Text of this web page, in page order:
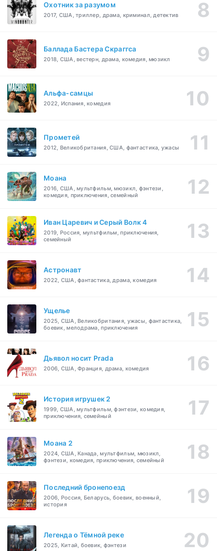
Охотник за разумом
2017, США, триллер, драма, криминал, детектив
Баллада Бастера Скраггса
2018, США, вестерн, драма, комедия, мюзикл
Альфа-самцы
2022, Испания, комедия
Прометей
2012, Великобритания, США, фантастика, ужасы
Моана
2016, США, мультфильм, мюзикл, фэнтези,
комедия, приключения, семейный
Иван Царевич и Серый Волк 4
2019, Россия, мультфильм, приключения,
семейный
Астронавт
2022, США, фантастика, драма, комедия
Ущелье
2025, США, Великобритания, ужасы, фантастика,
боевик, мелодрама, приключения
Дьявол носит Prada
2006, США, Франция, драма, комедия
История игрушек 2
1999, США, мультфильм, фэнтези, комедия,
приключения, семейный
Моана 2
2024, США, Канада, мультфильм, мюзикл,
фэнтези, комедия, приключения, семейный
Последний бронепоезд
2006, Россия, Беларусь, боевик, военный,
история
Легенда о Тёмной реке
2025, Китай, боевик, фэнтези